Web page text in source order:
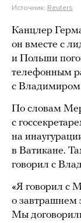
Источник: Reuters
Канцлер
он вместе с
и Польши
телефонным
с
По словам
с
на
в Ватикане.
говорил с
«Я говорил с
о завтрашнем
Мы